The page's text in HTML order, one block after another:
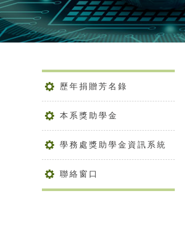
歷年捐贈芳名錄
本系獎助學金
學務處獎助學金資訊系統
聯絡窗口